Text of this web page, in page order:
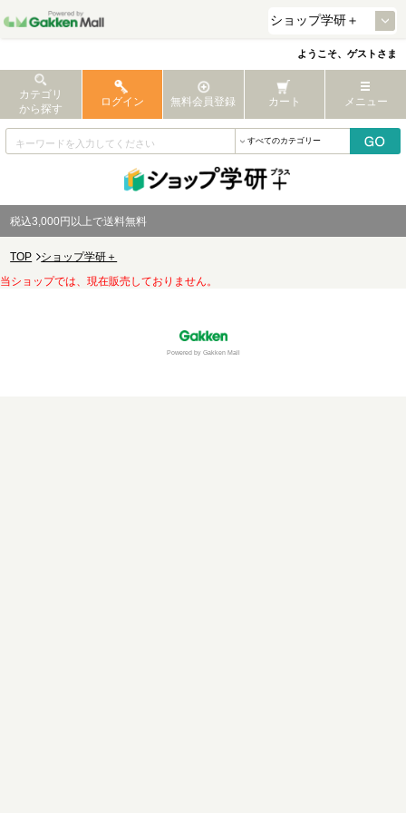
ようこそ、ゲストさま
カテゴリ
から探す
ログイン 無料会員登録 カート メニュー
税込3,000円以上で送料無料
TOP
ショップ学研＋
当ショップでは、現在販売しておりません。
Powered by Gakken Mall